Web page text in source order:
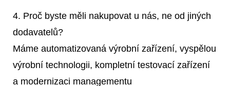
4. Proč byste měli nakupovat u nás, ne od jiných
dodavatelů?
Máme automatizovaná výrobní zařízení, vyspělou
výrobní technologii, kompletní testovací zařízení
a modernizaci managementu